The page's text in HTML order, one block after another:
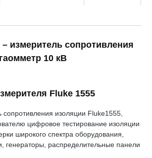
измеритель сопротивления
10 кВ
Fluke 1555
изоляции Fluke1555,
цифровое тестирование изоляции
широкого спектра оборудования,
генераторы, распределительные панели